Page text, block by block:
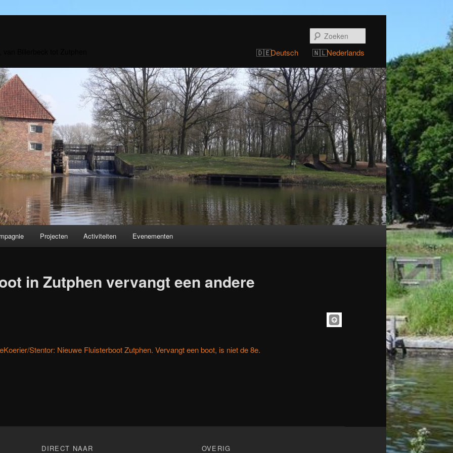
Deutsch Nederlands
Projecten Activiteiten Evenementen
in Zutphen vervangt een andere
Stentor: Nieuwe Fluisterboot Zutphen. Vervangt een boot, is niet de 8e.
DIRECT NAAR OVERIG